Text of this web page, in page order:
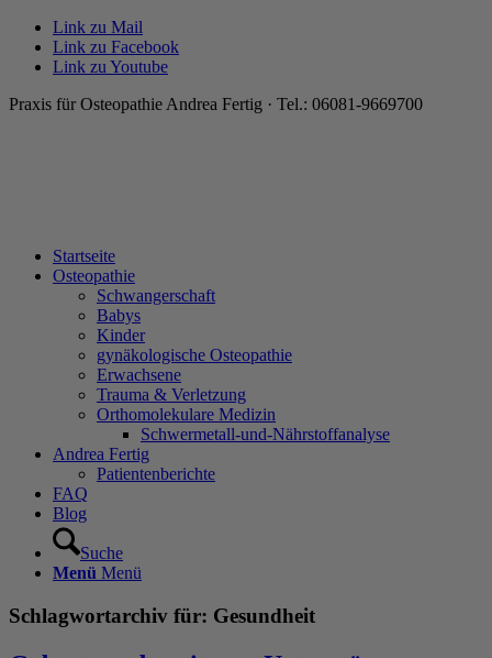
Link zu Mail
Link zu Facebook
Link zu Youtube
Praxis für Osteopathie Andrea Fertig · Tel.: 06081-9669700
Startseite
Osteopathie
Schwangerschaft
Babys
Kinder
gynäkologische Osteopathie
Erwachsene
Trauma & Verletzung
Orthomolekulare Medizin
Schwermetall-und-Nährstoffanalyse
Andrea Fertig
Patientenberichte
FAQ
Blog
Suche
Menü Menü
Schlagwortarchiv für: Gesundheit